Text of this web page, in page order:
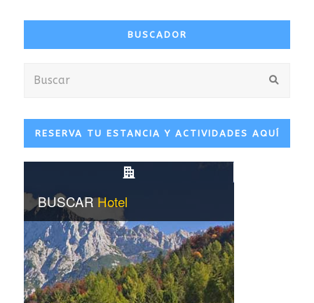
BUSCADOR
RESERVA TU ESTANCIA Y ACTIVIDADES AQUÍ